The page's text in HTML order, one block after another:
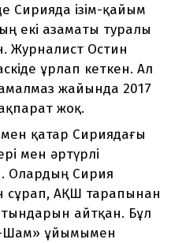
Сирияда ізім-қайым
екі азаматы туралы
Журналист Остин
ұрлап кеткен. Ал
жайында 2017
жоқ.
қатар Сириядағы
мен әртүрлі
Олардың Сирия
сұрап, АҚШ тарапынан
айтқан. Бұл
Шам» ұйымымен